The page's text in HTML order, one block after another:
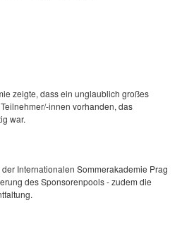
zeigte, dass ein unglaublich großes
innen vorhanden, das
war.
Internationalen Sommerakademie Prag
des Sponsorenpools - zudem die